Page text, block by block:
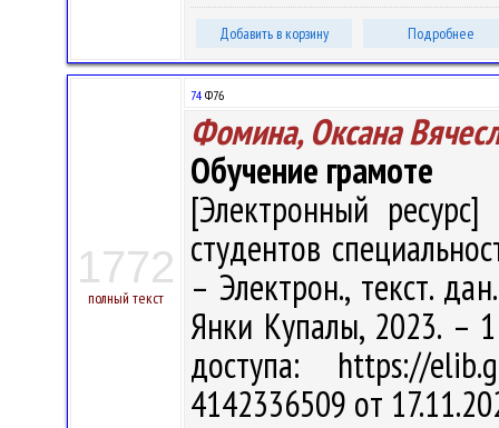
Добавить в корзину Подробнее
1772
полный текст
74 Ф76
Фомина, Оксана
Обучение грамоте
[Электронный
студентов
– Электрон., текст.
Янки Купалы, 2023. –
доступа: https://
4142336509 от